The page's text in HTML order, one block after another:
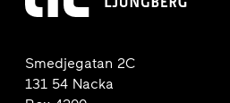
Smedjegatan 2C
131 54 Nacka